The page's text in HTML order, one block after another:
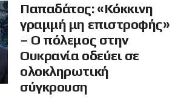
Παπαδάτος: «Κόκκινη
γραμμή μη επιστροφής»
– Ο πόλεμος στην
Ουκρανία οδεύει σε
ολοκληρωτική
σύγκρουση